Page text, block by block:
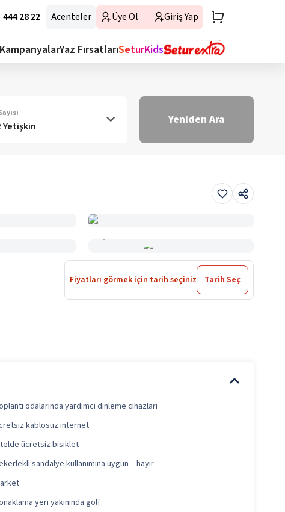
444 28 22 Acenteler Üye Ol Giriş Yap
KampanyalarYaz FırsatlarıSeturKids
Yetişkin Yeniden Ara
Fiyatları görmek için tarih seçiniz Tarih Seç
odalarında yardımcı dinleme cihazları
kablosuz internet
ücretsiz bisiklet
sandalye kullanımına uygun – hayır
yeri yakınında golf